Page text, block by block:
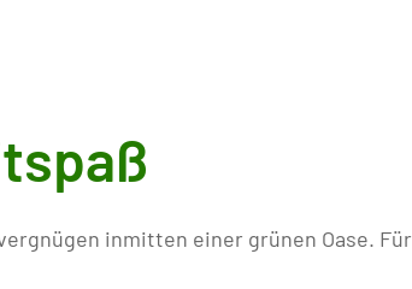
inmitten einer grünen Oase. Für